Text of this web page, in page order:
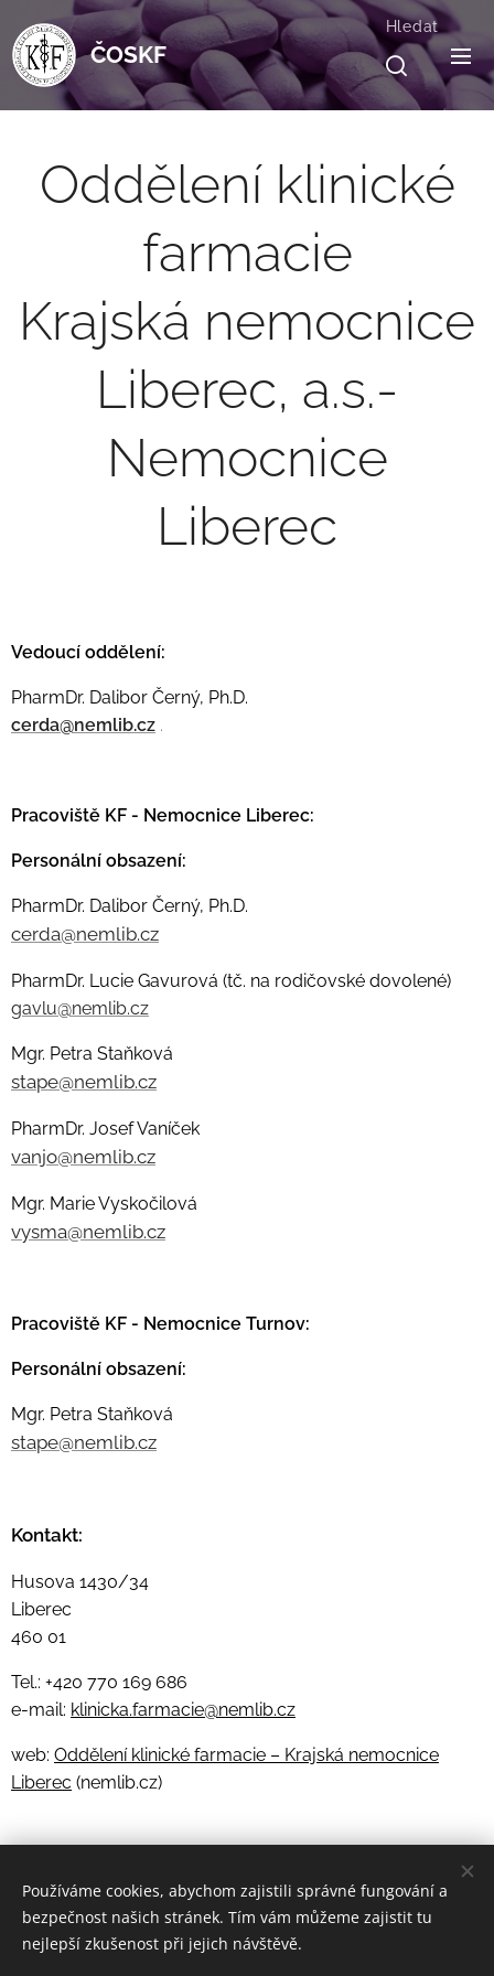
ČOSKF
Hledat
Oddělení klinické
farmacie
Krajská nemocnice
Liberec, a.s.-
Nemocnice
Liberec
Vedoucí oddělení:
PharmDr. Dalibor Černý, Ph.D.
cerda@nemlib.cz .
Pracoviště KF - Nemocnice Liberec:
Personální obsazení:
PharmDr. Dalibor Černý, Ph.D.
cerda@nemlib.cz
PharmDr. Lucie Gavurová (tč. na rodičovské dovolené)
gavlu@nemlib.cz
Mgr. Petra Staňková
stape@nemlib.cz
PharmDr. Josef Vaníček
vanjo@nemlib.cz
Mgr. Marie Vyskočilová
vysma@nemlib.cz
Pracoviště KF - Nemocnice Turnov:
Personální obsazení:
Mgr. Petra Staňková
stape@nemlib.cz
Kontakt:
Husova 1430/34
Liberec
460 01
Tel.: +420 770 169 686
e-mail: klinicka.farmacie@nemlib.cz
web: Oddělení klinické farmacie – Krajská nemocnice
Liberec (nemlib.cz)
© 2023 ČOSKF | Všechna práva vyhrazena | Designed by Juraj
Martiška
Česká odborná společnost klinické farmacie ČLS JEP, Sokolská
Používáme cookies, abychom zajistili správné fungování a
bezpečnost našich stránek. Tím vám můžeme zajistit tu
nejlepší zkušenost při jejich návštěvě.